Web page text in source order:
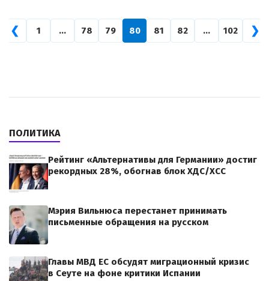
❮ 1 … 78 79 80 81 82 … 102 ❯
ПОЛИТИКА
Рейтинг «Альтернативы для Германии» достиг
рекордных 28%, обогнав блок ХДС/ХСС
Мэрия Вильнюса перестанет принимать
письменные обращения на русском
Главы МВД ЕС обсудят миграционный кризис
в Сеуте на фоне критики Испании